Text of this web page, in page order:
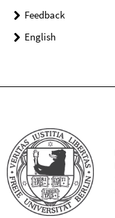
Feedback
English